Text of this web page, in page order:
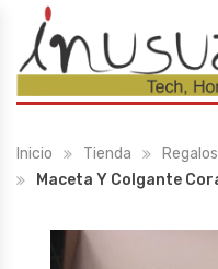
Inicio Tienda Regalos
Maceta Y Colgante